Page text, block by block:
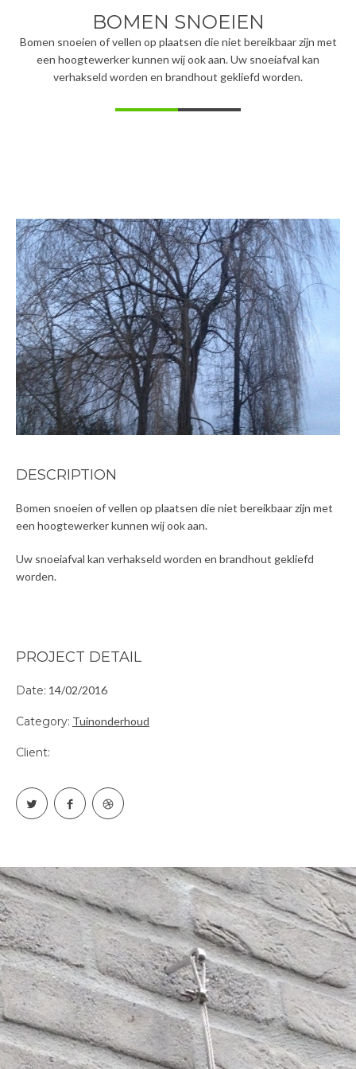
BOMEN SNOEIEN
Bomen snoeien of vellen op plaatsen die niet bereikbaar zijn met
een hoogtewerker kunnen wij ook aan. Uw snoeiafval kan
verhakseld worden en brandhout gekliefd worden.
DESCRIPTION
Bomen snoeien of vellen op plaatsen die niet bereikbaar zijn met
een hoogtewerker kunnen wij ook aan.
Uw snoeiafval kan verhakseld worden en brandhout gekliefd
worden.
PROJECT DETAIL
Date: 14/02/2016
Category: Tuinonderhoud
Client:
KLIMPLANT AANBINDEN, STRAK EN MET
INOX MATERIALEN